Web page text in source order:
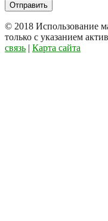
© 2018 Использование
только с указанием
связь | Карта сайта